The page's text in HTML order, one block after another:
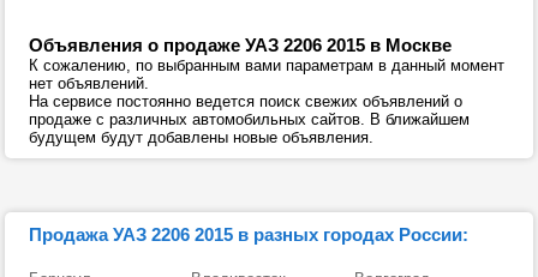
Объявления о продаже УАЗ 2206 2015 в Москве
К сожалению, по выбранным вами параметрам в данный момент
нет объявлений.
На сервисе постоянно ведется поиск свежих объявлений о
продаже с различных автомобильных сайтов. В ближайшем
будущем будут добавлены новые объявления.
Продажа УАЗ 2206 2015 в разных городах России: